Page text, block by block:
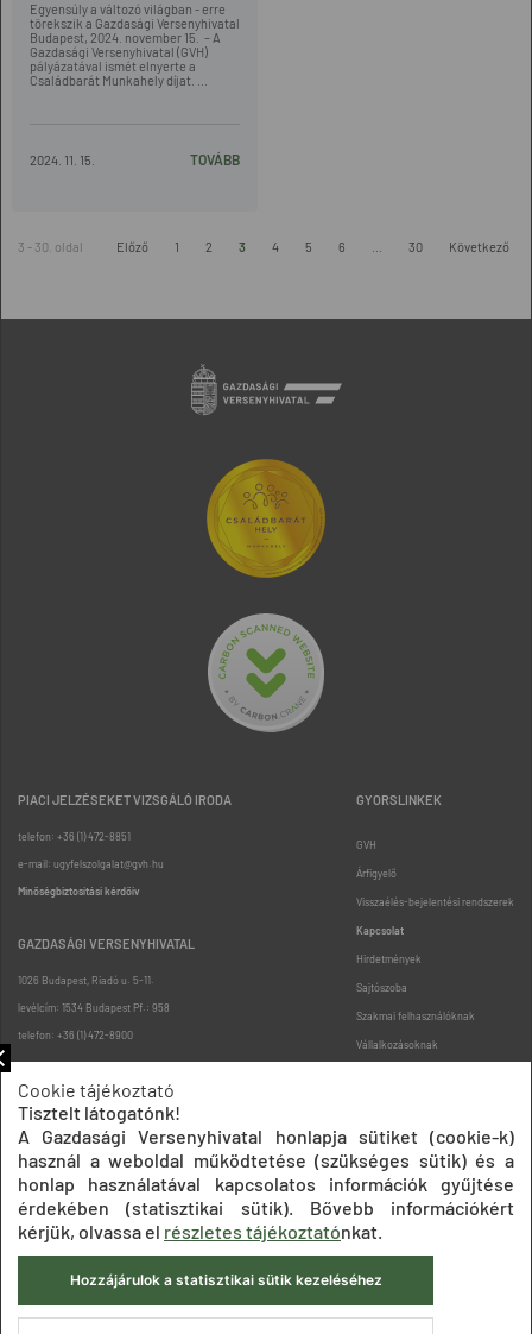
Egyensúly a változó világban - erre
törekszik a Gazdasági Versenyhivatal
Budapest, 2024. november 15. – A
Gazdasági Versenyhivatal (GVH)
pályázatával ismét elnyerte a
Családbarát Munkahely díjat. ...
2024. 11. 15. TOVÁBB
3 - 30. oldal Előző 1 2 3 4 5 6 30 Következő
PIACI JELZÉSEKET VIZSGÁLÓ IRODA
telefon: +36 (1) 472-8851
e-mail: ugyfelszolgalat@gvh.hu
Minőségbiztosítási kérdőív
GAZDASÁGI VERSENYHIVATAL
1026 Budapest, Riadó u. 5-11.
levélcím: 1534 Budapest Pf.: 958
telefon: +36 (1) 472-8900
GYORSLINKEK
GVH
Árfigyelő
Visszaélés-bejelentési rendszerek
Kapcsolat
Hirdetmények
Sajtószoba
Szakmai felhasználóknak
Vállalkozásoknak
Oldaltérkép
Impresszum Adatkezelési tájékoztatók
Akadálymentesítési nyilatkozat
Közadatkereső
Süti beállítások ÁSZF
Cookie tájékoztató
Tisztelt látogatónk!
A Gazdasági Versenyhivatal honlapja sütiket (cookie-k)
használ a weboldal működtetése (szükséges sütik) és a
honlap használatával kapcsolatos információk gyűjtése
érdekében (statisztikai sütik). Bővebb információkért
kérjük, olvassa el részletes tájékoztatónkat.
Hozzájárulok a statisztikai sütik kezeléséhez